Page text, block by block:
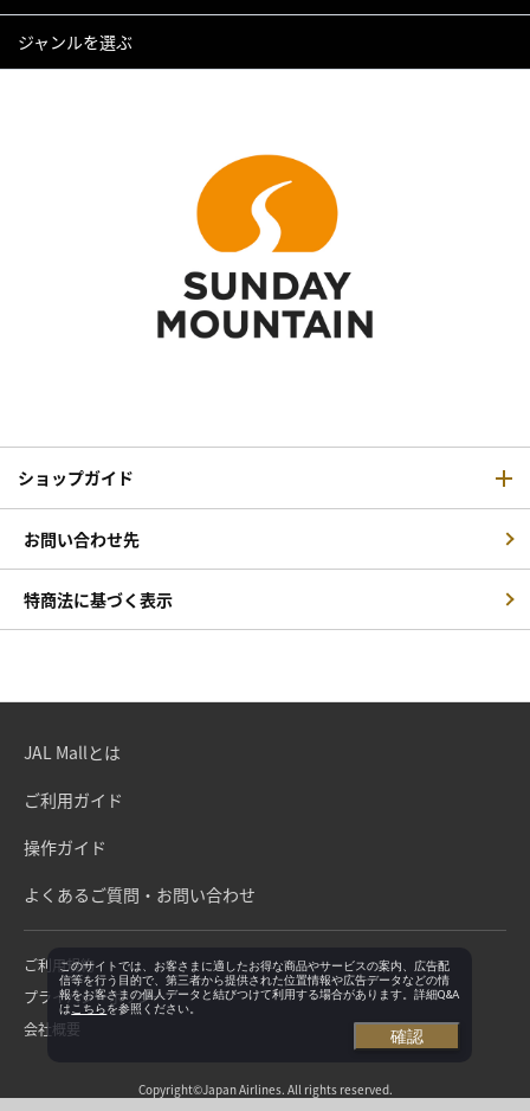
ジャンルを選ぶ
ショップガイド
お問い合わせ先
特商法に基づく表示
JAL Mallとは
ご利用ガイド
操作ガイド
よくあるご質問・お問い合わせ
ご利用規約
プライバシーポリシー
会社概要
Copyright©Japan Airlines. All rights reserved.
このサイトでは、お客さまに適したお得な商品やサービスの案内、広告配
信等を行う目的で、第三者から提供された位置情報や広告データなどの情
報をお客さまの個人データと結びつけて利用する場合があります。詳細Q&A
は こちらを参照ください。
確認